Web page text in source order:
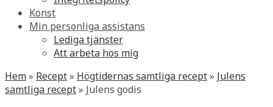
Konst
Min personliga assistans
Lediga tjänster
Att arbeta hos mig
Hem» Recept» Högtidernas samtliga recept» Julens
samtliga recept» Julens godis